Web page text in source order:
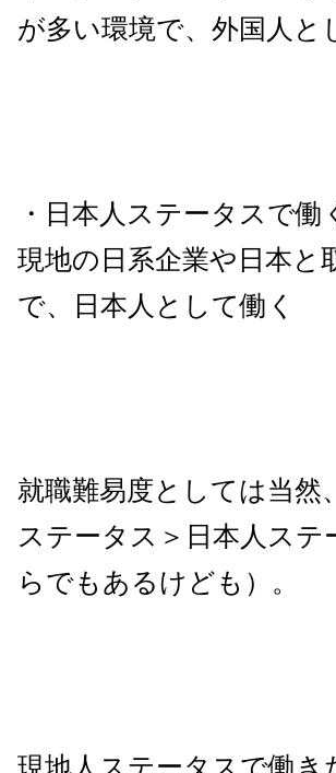
が多い環境で、外国人と
・日本人ステータスで働
現地の日系企業や日本と
で、日本人として働く
就職難易度としては当然
ステータス＞日本人ス
らでもあるけども）。
現地人ステータスで働